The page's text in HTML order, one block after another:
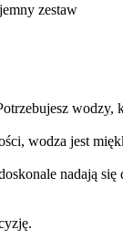
zestaw
wodza jest
nadają